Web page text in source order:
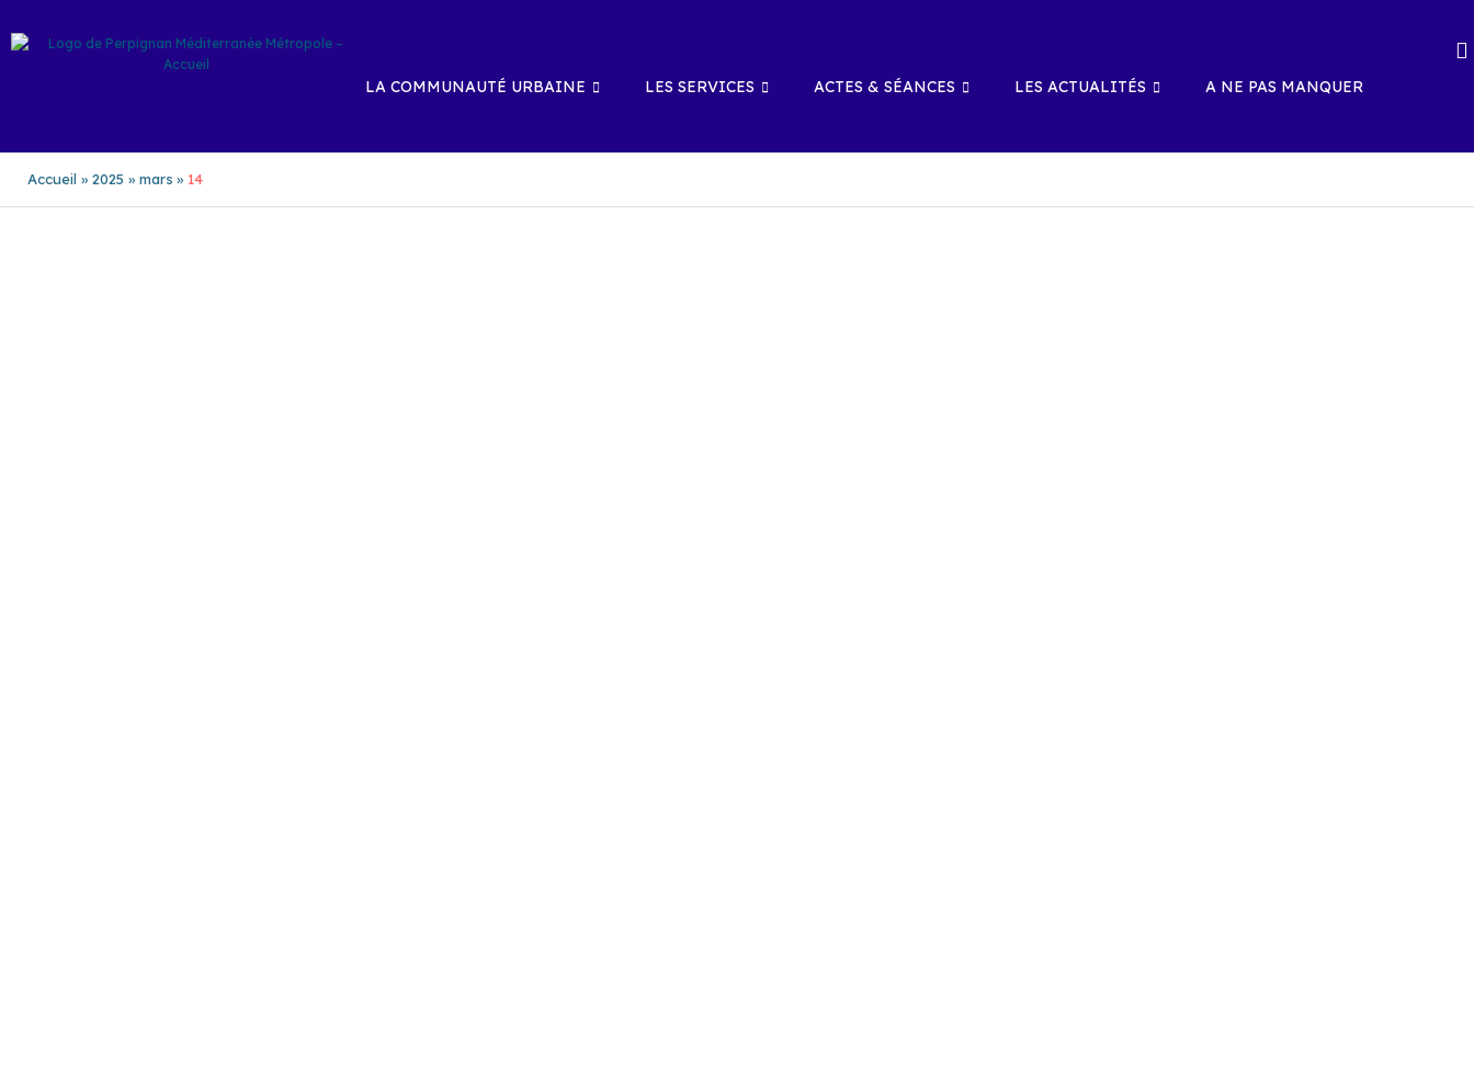
au
contenu
LA COMMUNAUTÉ URBAINE LES SERVICES ACTES & SÉANCES LES ACTUALITÉS A NE PAS MANQUER
Accueil 2025 mars 14